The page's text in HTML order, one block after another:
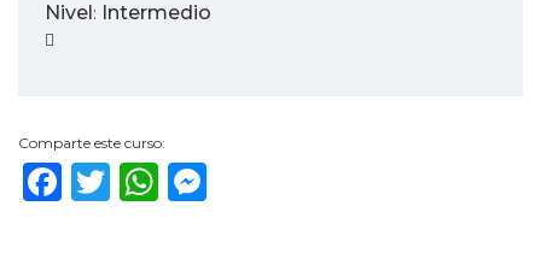
Nivel: Intermedio
Comparte este curso:
Facebook
TwitterWhatsApp